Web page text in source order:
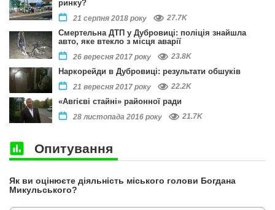
ринку?
21 серпня 2018 року 27.7K
Смертельна ДТП у Дубровиці: поліція знайшла
авто, яке втекло з місця аварії
26 вересня 2017 року 23.8K
Наркорейди в Дубровиці: результати обшуків
21 вересня 2017 року 22.2K
«Авгієві стайні» районної ради
28 листопада 2016 року 21.7K
Опитування
Як ви оцінюєте діяльність міського голови Богдана
Микульського?